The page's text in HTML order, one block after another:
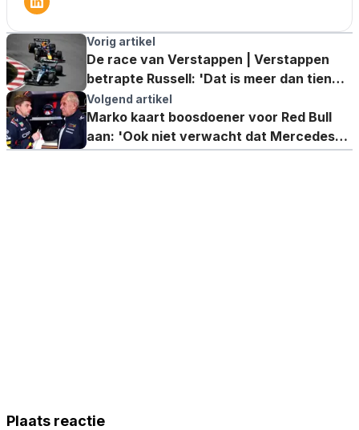
Vorig artikel
De race van Verstappen | Verstappen
betrapte Russell: 'Dat is meer dan tien
autolengtes, kijk dan!'
Volgend artikel
Marko kaart boosdoener voor Red Bull
aan: 'Ook niet verwacht dat Mercedes
zo goed zou zijn'
Plaats reactie